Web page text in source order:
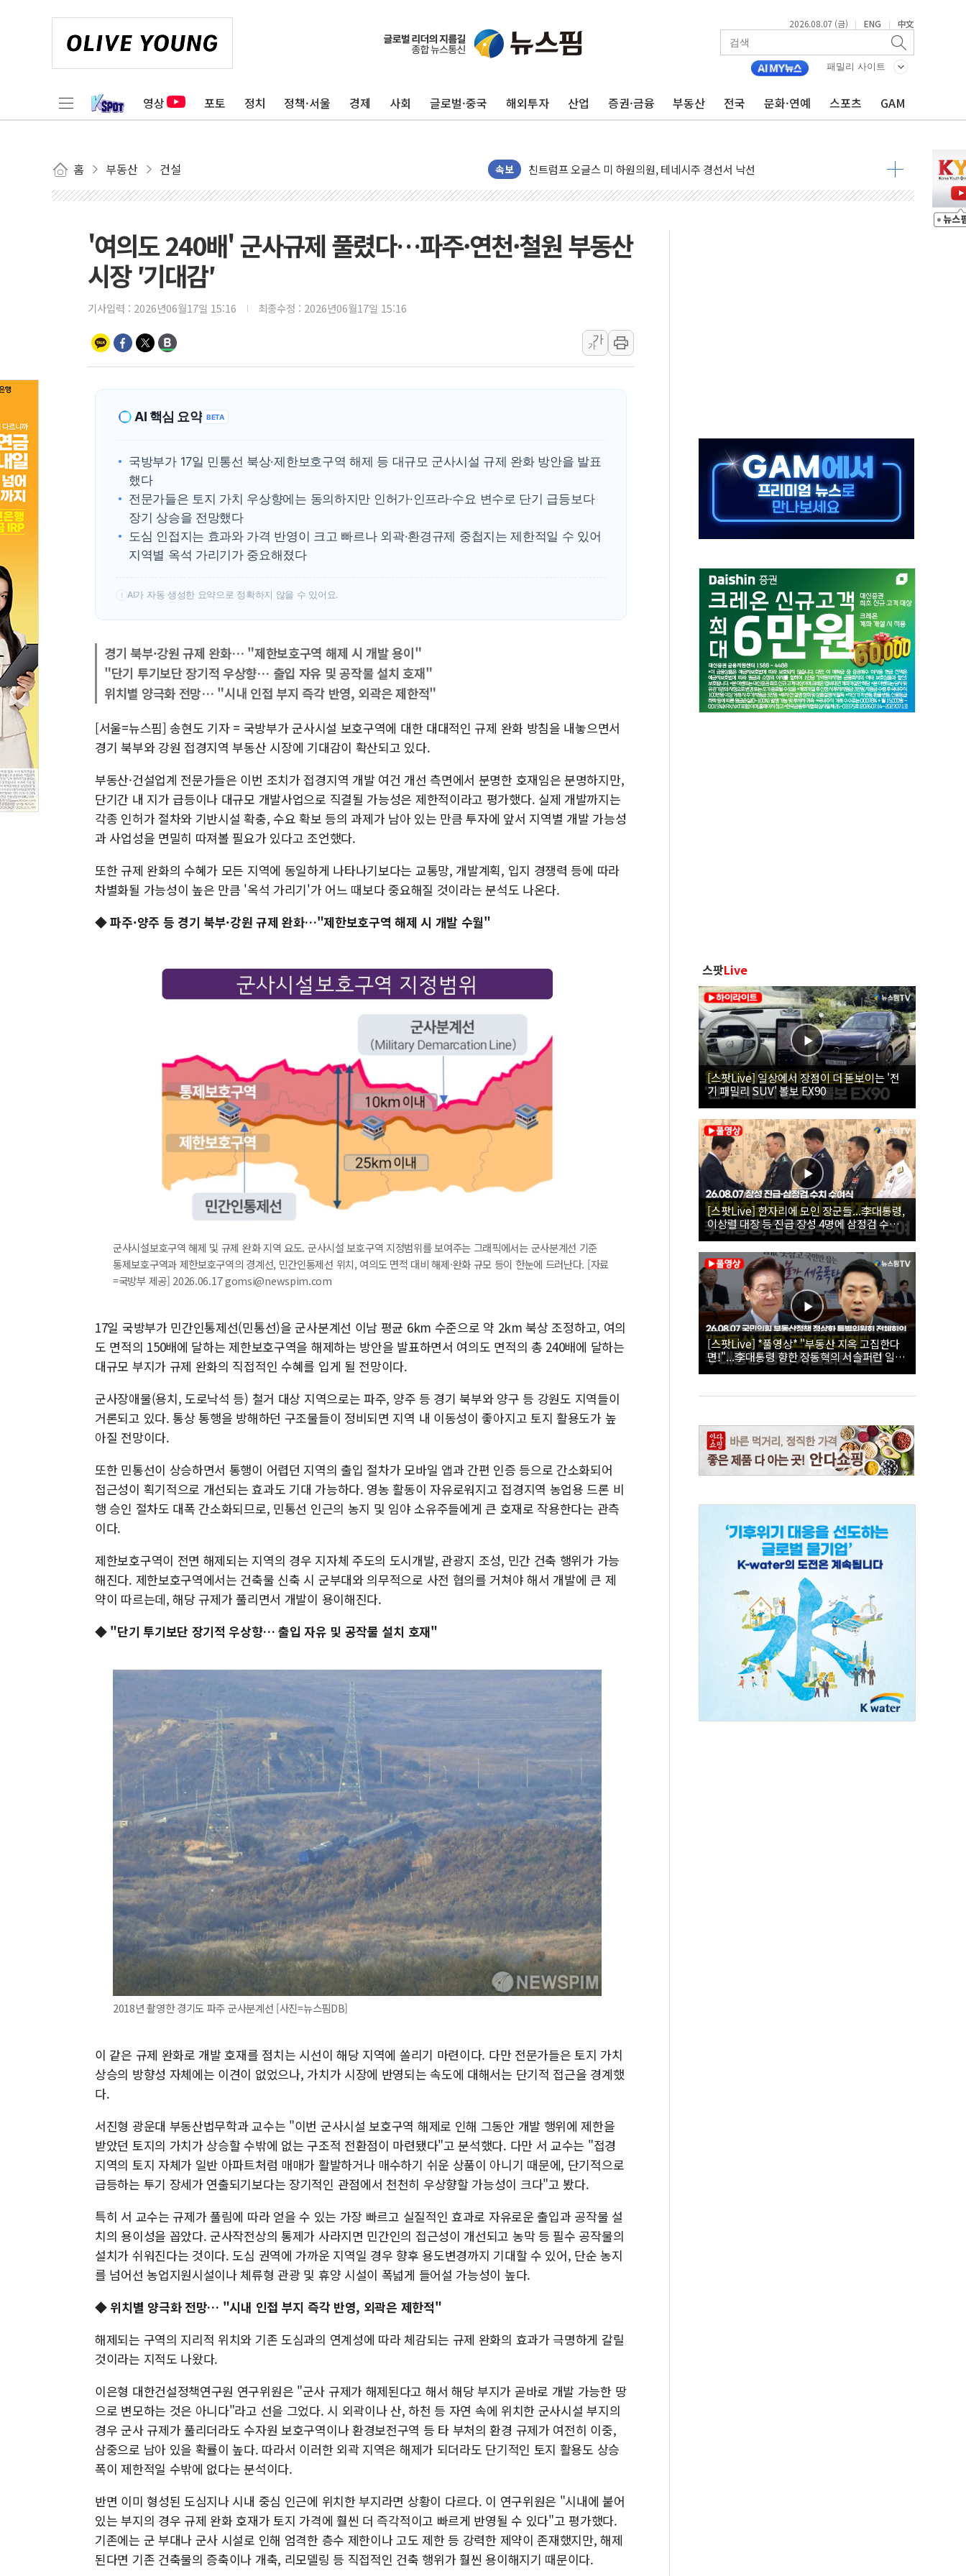
2026.08.07 (금) | ENG | 中文
패밀리 사이트
영상 포토 정치 정책·서울 경제 사회 글로벌·중국 해외투자 산업 증권·금융 부동산 전국 문화·연예 스포츠 GAM
홈 부동산 건설 속보
대우건설, 50대 이강석 대표 전면에...임원·조직 대대적 개편 예고
비츠로넥스텍, 한화에어로스페이스와 '누리호 5기분 엔진 구성품' 수주
종합특검, '계엄 수용공간 확보' 신용해 前교정본부장 불구속 기소
에쓰씨엔지니어링, 큐니티와 반도체 EPC 추가 수주
애드포러스, 30억원 규모 자사주 취득
이성윤 '호남 민심은 주석야청' 파장…친명계 "처절한 역사를 말장난으로" 비판
나경원 의원 "장기보유 1주택자 과도한 세금 부당"…소득세법 개정안 발의 예고
박홍근 "국가재정시스템 안정성 한순간도 흔들려선 안돼"
우리자산운용, MMF 순자산 30조 돌파…증시 급락에 업계 1위
李대통령, 장성 진급 신고식 "내란으로 훼손된 軍 신뢰 회복해야"
건설 불황 속 내실 다진 한샘…B2B 확장으로 성장동력 확보
'여의도 240배' 군사규제 풀렸다…파주·연천·철원 부동산
시장 ′기대감′
기사입력 : 2026년06월17일 15:16 최종수정 : 2026년06월17일 15:16
가
가
AI 핵심 요약 BETA
국방부가 17일 민통선 북상·제한보호구역 해제 등 대규모 군사시설 규제 완화 방안을 발표
했다
전문가들은 토지 가치 우상향에는 동의하지만 인허가·인프라·수요 변수로 단기 급등보다
장기 상승을 전망했다
도심 인접지는 효과와 가격 반영이 크고 빠르나 외곽·환경규제 중첩지는 제한적일 수 있어
지역별 옥석 가리기가 중요해졌다
! AI가 자동 생성한 요약으로 정확하지 않을 수 있어요.
경기 북부·강원 규제 완화… "제한보호구역 해제 시 개발 용이"
"단기 투기보단 장기적 우상향… 출입 자유 및 공작물 설치 호재"
위치별 양극화 전망… "시내 인접 부지 즉각 반영, 외곽은 제한적"
[서울=뉴스핌] 송현도 기자 = 국방부가 군사시설 보호구역에 대한 대대적인 규제 완화 방침을 내놓으면서
경기 북부와 강원 접경지역 부동산 시장에 기대감이 확산되고 있다.
부동산·건설업계 전문가들은 이번 조치가 접경지역 개발 여건 개선 측면에서 분명한 호재임은 분명하지만,
단기간 내 지가 급등이나 대규모 개발사업으로 직결될 가능성은 제한적이라고 평가했다. 실제 개발까지는
각종 인허가 절차와 기반시설 확충, 수요 확보 등의 과제가 남아 있는 만큼 투자에 앞서 지역별 개발 가능성
과 사업성을 면밀히 따져볼 필요가 있다고 조언했다.
또한 규제 완화의 수혜가 모든 지역에 동일하게 나타나기보다는 교통망, 개발계획, 입지 경쟁력 등에 따라
차별화될 가능성이 높은 만큼 '옥석 가리기'가 어느 때보다 중요해질 것이라는 분석도 나온다.
◆ 파주·양주 등 경기 북부·강원 규제 완화…"제한보호구역 해제 시 개발 수월"
군사시설보호구역 해제 및 규제 완화 지역 요도. 군사시설 보호구역 지정범위를 보여주는 그래픽에서는 군사분계선 기준
통제보호구역과 제한보호구역의 경계선, 민간인통제선 위치, 여의도 면적 대비 해제·완화 규모 등이 한눈에 드러난다. [자료
=국방부 제공] 2026.06.17 gomsi@newspim.com
17일 국방부가 민간인통제선(민통선)을 군사분계선 이남 평균 6km 수준으로 약 2km 북상 조정하고, 여의
도 면적의 150배에 달하는 제한보호구역을 해제하는 방안을 발표하면서 여의도 면적의 총 240배에 달하는
대규모 부지가 규제 완화의 직접적인 수혜를 입게 될 전망이다.
군사장애물(용치, 도로낙석 등) 철거 대상 지역으로는 파주, 양주 등 경기 북부와 양구 등 강원도 지역들이
거론되고 있다. 통상 통행을 방해하던 구조물들이 정비되면 지역 내 이동성이 좋아지고 토지 활용도가 높
아질 전망이다.
또한 민통선이 상승하면서 통행이 어렵던 지역의 출입 절차가 모바일 앱과 간편 인증 등으로 간소화되어
접근성이 획기적으로 개선되는 효과도 기대 가능하다. 영농 활동이 자유로워지고 접경지역 농업용 드론 비
행 승인 절차도 대폭 간소화되므로, 민통선 인근의 농지 및 임야 소유주들에게 큰 호재로 작용한다는 관측
이다.
제한보호구역이 전면 해제되는 지역의 경우 지자체 주도의 도시개발, 관광지 조성, 민간 건축 행위가 가능
해진다. 제한보호구역에서는 건축물 신축 시 군부대와 의무적으로 사전 협의를 거쳐야 해서 개발에 큰 제
약이 따르는데, 해당 규제가 풀리면서 개발이 용이해진다.
◆ "단기 투기보단 장기적 우상향… 출입 자유 및 공작물 설치 호재"
2018년 촬영한 경기도 파주 군사분계선 [사진=뉴스핌DB]
이 같은 규제 완화로 개발 호재를 점치는 시선이 해당 지역에 쏠리기 마련이다. 다만 전문가들은 토지 가치
상승의 방향성 자체에는 이견이 없었으나, 가치가 시장에 반영되는 속도에 대해서는 단기적 접근을 경계했
다.
서진형 광운대 부동산법무학과 교수는 "이번 군사시설 보호구역 해제로 인해 그동안 개발 행위에 제한을
받았던 토지의 가치가 상승할 수밖에 없는 구조적 전환점이 마련됐다"고 분석했다. 다만 서 교수는 "접경
지역의 토지 자체가 일반 아파트처럼 매매가 활발하거나 매수하기 쉬운 상품이 아니기 때문에, 단기적으로
급등하는 투기 장세가 연출되기보다는 장기적인 관점에서 천천히 우상향할 가능성이 크다"고 봤다.
특히 서 교수는 규제가 풀림에 따라 얻을 수 있는 가장 빠르고 실질적인 효과로 자유로운 출입과 공작물 설
치의 용이성을 꼽았다. 군사작전상의 통제가 사라지면 민간인의 접근성이 개선되고 농막 등 필수 공작물의
설치가 쉬워진다는 것이다. 도심 권역에 가까운 지역일 경우 향후 용도변경까지 기대할 수 있어, 단순 농지
를 넘어선 농업지원시설이나 체류형 관광 및 휴양 시설이 폭넓게 들어설 가능성이 높다.
◆ 위치별 양극화 전망… "시내 인접 부지 즉각 반영, 외곽은 제한적"
해제되는 구역의 지리적 위치와 기존 도심과의 연계성에 따라 체감되는 규제 완화의 효과가 극명하게 갈릴
것이라는 지적도 나왔다.
이은형 대한건설정책연구원 연구위원은 "군사 규제가 해제된다고 해서 해당 부지가 곧바로 개발 가능한 땅
으로 변모하는 것은 아니다"라고 선을 그었다. 시 외곽이나 산, 하천 등 자연 속에 위치한 군사시설 부지의
경우 군사 규제가 풀리더라도 수자원 보호구역이나 환경보전구역 등 타 부처의 환경 규제가 여전히 이중,
삼중으로 남아 있을 확률이 높다. 따라서 이러한 외곽 지역은 해제가 되더라도 단기적인 토지 활용도 상승
폭이 제한적일 수밖에 없다는 분석이다.
반면 이미 형성된 도심지나 시내 중심 인근에 위치한 부지라면 상황이 다르다. 이 연구위원은 "시내에 붙어
있는 부지의 경우 규제 완화 호재가 토지 가격에 훨씬 더 즉각적이고 빠르게 반영될 수 있다"고 평가했다.
기존에는 군 부대나 군사 시설로 인해 엄격한 층수 제한이나 고도 제한 등 강력한 제약이 존재했지만, 해제
된다면 기존 건축물의 증축이나 개축, 리모델링 등 직접적인 건축 행위가 훨씬 용이해지기 때문이다.
스팟Live
[스팟Live] 일상에서 장점이 더 돋보이는 '전
기 패밀리 SUV' 볼보 EX90
[스팟Live] 한자리에 모인 장군들...李대통령,
이상렬 대장 등 진급 장성 4명에 삼정검 수치
직접 수여｜26.08.07 장성 진급·삼정검 수치
수여식
[스팟Live] *풀영상* "부동산 지옥 고집한다
면!"...李대통령 향한 장동혁의 서슬퍼런 일갈
| 26.08.07 국민의힘 부동산정책 정상화 특별